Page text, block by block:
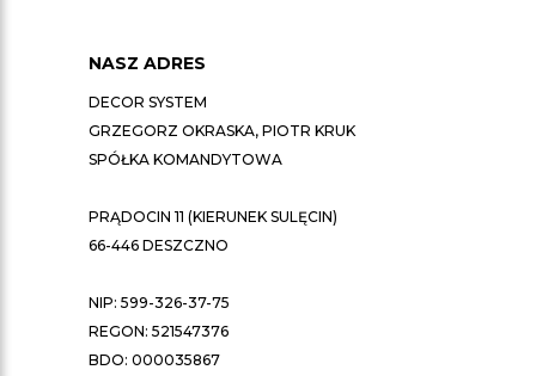
NASZ ADRES
DECOR SYSTEM
GRZEGORZ OKRASKA, PIOTR KRUK
SPÓŁKA KOMANDYTOWA
PRĄDOCIN 11 (KIERUNEK SULĘCIN)
66-446 DESZCZNO
NIP: 599-326-37-75
REGON: 521547376
BDO: 000035867